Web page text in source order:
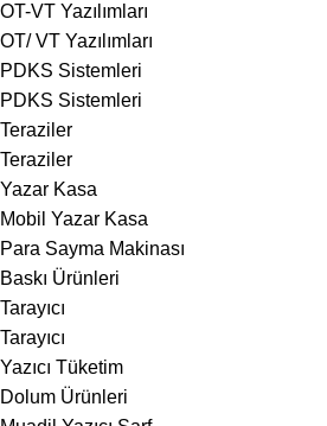
OT-VT Yazılımları
OT/ VT Yazılımları
PDKS Sistemleri
PDKS Sistemleri
Teraziler
Teraziler
Yazar Kasa
Mobil Yazar Kasa
Para Sayma Makinası
Baskı Ürünleri
Tarayıcı
Tarayıcı
Yazıcı Tüketim
Dolum Ürünleri